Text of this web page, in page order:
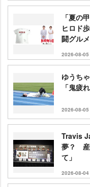
「夏の
ヒロド
闘グル
2026-08-
ゆうち
「鬼疲
2026-08-05
Travis
夢？ 産
て」
2026-08-